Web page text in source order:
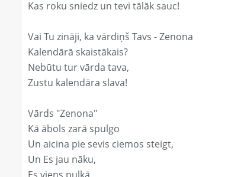
Kas roku sniedz un tevi tālāk sauc!
Vai Tu zināji, ka vārdiņš Tavs - Zenona
Kalendārā skaistākais?
Nebūtu tur vārda tava,
Zustu kalendāra slava!
Vārds "Zenona"
Kā ābols zarā spulgo
Un aicina pie sevis ciemos steigt,
Un Es jau nāku,